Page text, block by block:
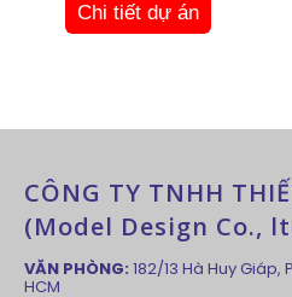
Chi tiết dự án
CÔNG TY TNHH
(Model Design Co.,
VĂN PHÒNG: 182/13 Hà Huy Giáp,
HCM